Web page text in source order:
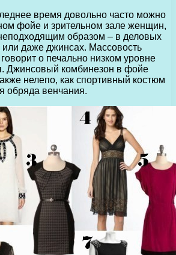
время довольно часто можно
фойе и зрительном зале женщин,
образом – в деловых
или даже джинсах. Массовость
о печально низком уровне
Джинсовый комбинезон в фойе
нелепо, как спортивный костюм
обряда венчания.